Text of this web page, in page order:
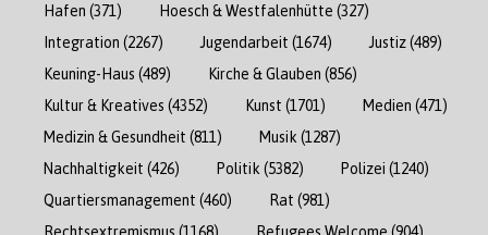
Hafen (371) Hoesch & Westfalenhütte (327)
Integration (2267) Jugendarbeit (1674) Justiz(489)
Keuning-Haus (489) Kirche & Glauben (856)
Kultur & Kreatives (4352) Kunst (1701) Medien (471)
Medizin & Gesundheit (811) Musik (1287)
Nachhaltigkeit (426) Politik (5382) Polizei (1240)
Quartiersmanagement (460) Rat (981)